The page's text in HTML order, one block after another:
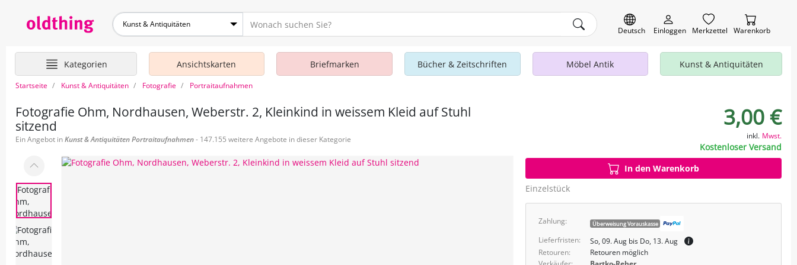
Kunst & Antiquitäten
Deutsch Einloggen Merkzettel Warenkorb
Kategorien Ansichtskarten Briefmarken Bücher & Zeitschriften Möbel Antik Kunst & Antiquitäten
Startseite Kunst & Antiquitäten Fotografie Portraitaufnahmen
Fotografie Ohm, Nordhausen, Weberstr. 2, Kleinkind in weissem Kleid auf Stuhl
sitzend
Ein Angebot inKunst & AntiquitätenPortraitaufnahmen- 147.155 weitere Angebote in dieser Kategorie
3,00 €
inkl. Mwst.
Kostenloser Versand
In den Warenkorb
Einzelstück
Zahlung: Überweisung Vorauskasse
Lieferfristen:
So, 09. Aug bis Do, 13. Aug
Retouren:
Retouren möglich